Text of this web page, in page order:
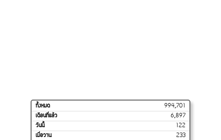
ทั้งหมด
994,701
เดือนที่แล้ว
6,897
วันนี้
122
เมื่อวาน
233